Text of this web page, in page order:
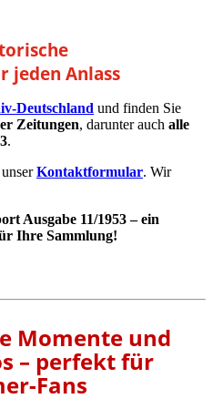
jeden Anlass
Deutschland und finden Sie
Zeitungen, darunter auch alle
.
Kontaktformular. Wir
Ausgabe 11/1953 – ein
Ihre Sammlung!
Momente und
– perfekt für
Fans